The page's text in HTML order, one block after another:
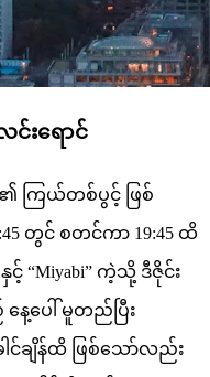
င်းရောင်
ကြယ်တစ်ပွင့် ဖြစ်
တွင် စတင်ကာ 19:45 ထိ
င့် “Miyabi” ကဲ့သို့ ဒီဇိုင်း
ေ့ပေါ် မူတည်ပြီး
ါင်ချိန်ထိ ဖြစ်သော်လည်း